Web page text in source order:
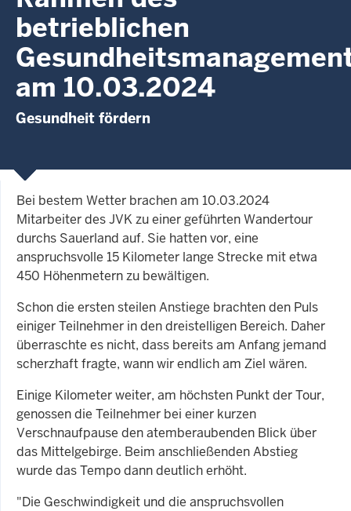
betrieblichen
am 10.03.2024
Gesundheit fördern
Bei bestem Wetter brachen am 10.03.2024
Mitarbeiter des JVK zu einer geführten Wandertour
durchs Sauerland auf. Sie hatten vor, eine
anspruchsvolle 15 Kilometer lange Strecke mit etwa
450 Höhenmetern zu bewältigen.
Schon die ersten steilen Anstiege brachten den Puls
einiger Teilnehmer in den dreistelligen Bereich. Daher
überraschte es nicht, dass bereits am Anfang jemand
scherzhaft fragte, wann wir endlich am Ziel wären.
Einige Kilometer weiter, am höchsten Punkt der Tour,
genossen die Teilnehmer bei einer kurzen
Verschnaufpause den atemberaubenden Blick über
das Mittelgebirge. Beim anschließenden Abstieg
wurde das Tempo dann deutlich erhöht.
"Die Geschwindigkeit und die anspruchsvollen